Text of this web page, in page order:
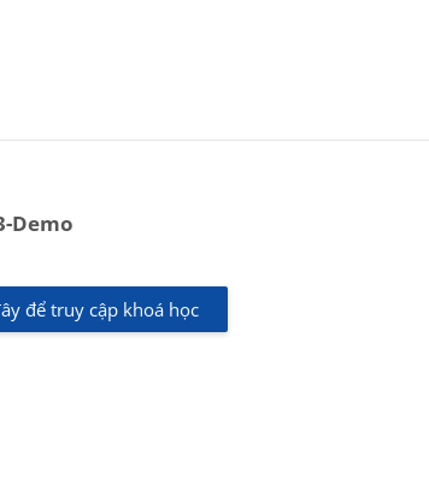
Demo
để truy cập khoá học